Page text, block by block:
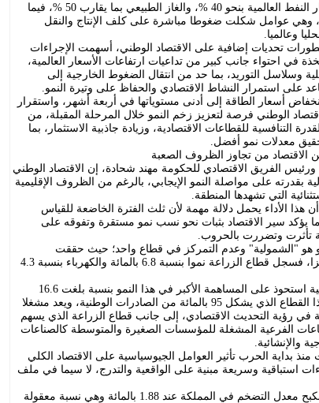
وخلال الأشهر الماضية، ارتفعت أسعار النفط العالمية بنحو 40 %، والغاز الطبيعي بما يقارب 50 %، فيما
تكاليف الشحن بأكثر من 20 %، وهي عوامل شكلت ضغوطا مباشرة على كلف الإنتاج والنقل
وعالميا.
تحديات إضافية على الاقتصاد الوطني، أسهمت الإجراءات
في احتواء جانب كبير من تداعيات ارتفاعات الأسعار العالمية،
وسلاسل التوريد، بما حد من انتقال الضغوط الخارجية إلى
على استمرار النشاط الاقتصادي والحفاظ على وتيرة النمو.
أسعار الطاقة إلى أدنى مستوياتها في أربعة أشهر، واستقرار
الوطني فرصة لتعزيز زخم النمو خلال المرحلة المقبلة، من
التنافسية للقطاعات الاقتصادية، وزيادة جاذبية الاستثمار، بما
معدلات نمو أفضل.
الاقتصاد من تجاوز الظروف الصعبة
ورئيس الفريق الاقتصادي للحكومة مهند شحادة، إن الاقتصاد الوطني
بقدرته على مواصلة النمو الإيجابي، بالرغم من الظروف الإقليمية
التي تشهدها المنطقة.
الأداء يحمل دلالة مهمة لأن ثلث الفترة الخاضعة للقياس
سير الاقتصاد بثبات نحو نسب نمو مستقرة وتفوقه على
تأثرت وتضررت بالحروب.
هو "الشمولية" وعدم التمركز في قطاع واحد؛ حيث حققت
القطاعات الإنتاجية الرئيسة أداء متميزا، فسجل قطاع الزراعة نموا بنسبة 6.8 بالمائة والكهرباء بنسبة 4.3
ولفت إلى أن قطاع الصناعات التحويلية استحوذ على المساهمة الأكبر في هذا النمو بنسبة بلغت 16.6
بالمائة مؤكدا الأهمية الإستراتيجية لهذا القطاع الذي يشكل 95 بالمائة من الصادرات الوطنية، ويعد مشغلا
في رؤية التحديث الاقتصادي، إلى جانب قطاع الزراعة الذي يسهم
الفرعية المشغلة للمؤسسات الصغيرة والمتوسطة كالصناعات
والإنشائية.
بداية الحرب تأثير العوامل الجيوسياسية على الاقتصاد الكلي
استباقية وسريعة مبنية على الواقعية والتدرج، لا سيما في ملف
وأوضح أن هذه السياسات آتت أكلها بكبح معدل التضخم في المملكة عند 1.88 بالمائة وهي نسبة معقولة